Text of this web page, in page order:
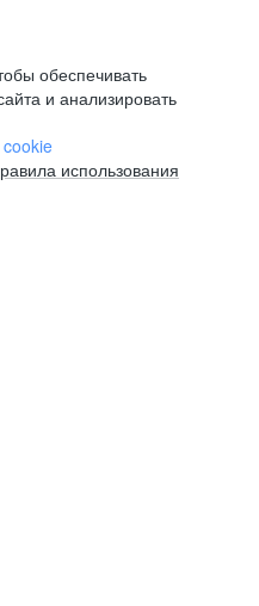
обеспечивать
и анализировать
использования